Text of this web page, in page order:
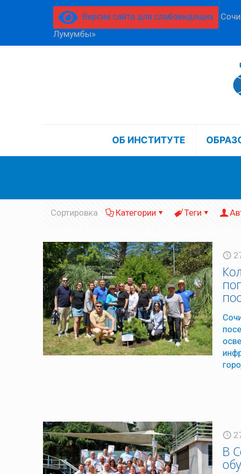
Версия сайта для слабовидящих
Лумумбы»
ОБ ИНСТИТУТЕ
Сортировка Категории Теги
В